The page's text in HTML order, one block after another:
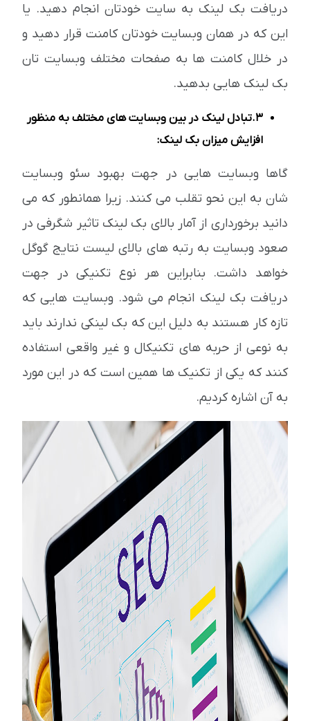
دریافت بک لینک به سایت خودتان انجام دهید. یا
این که در همان وبسایت خودتان کامنت قرار دهید و
در خلال کامنت ها به صفحات مختلف وبسایت تان
بک لینک هایی بدهید.
3.تبادل لینک در بین وبسایت های مختلف به منظور
افزایش میزان بک لینک:
گاها وبسایت هایی در جهت بهبود سئو وبسایت
شان به این نحو تقلب می کنند. زیرا همانطور که می
دانید برخورداری از آمار بالای بک لینک تاثیر شگرفی در
صعود وبسایت به رتبه های بالای لیست نتایج گوگل
خواهد داشت. بنابراین هر نوع تکنیکی در جهت
دریافت بک لینک انجام می شود. وبسایت هایی که
تازه کار هستند به دلیل این که بک لینکی ندارند باید
به نوعی از حربه های تکنیکال و غیر واقعی استفاده
کنند که یکی از تکنیک ها همین است که در این مورد
به آن اشاره کردیم.